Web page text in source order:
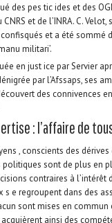
des pes tic ides et des
et de l’INRA. C.
confisqués et a été sommé
militari’.
en just ice par Servier
par l’Afssaps, ses
des connivences
: l’affaire de
, conscients des dérives
sont de plus en
contraires à l’intérêt
s e regroupent dans des
sont mises en
ainsi des